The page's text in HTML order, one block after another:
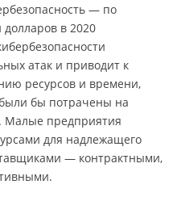
— по
в 2020
атак и приводит к
ресурсов и времени,
бы потрачены на
Малые предприятия
для надлежащего
— контрактными,